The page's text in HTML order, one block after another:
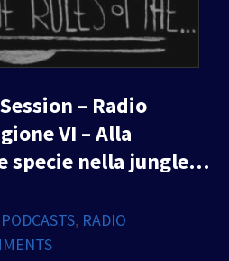
– Radio
VI – Alla
specie nella jungle…
PODCASTS, RADIO